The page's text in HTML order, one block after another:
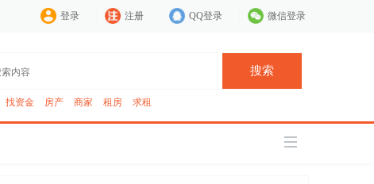
登录 注册 QQ登录 微信登录
搜索
找资金 房产 商家 租房 求租